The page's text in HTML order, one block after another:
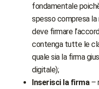
fondamentale
spesso compresa la
deve firmare
contenga tutte le
quale sia la firma
digitale);
Inserisci la firma–